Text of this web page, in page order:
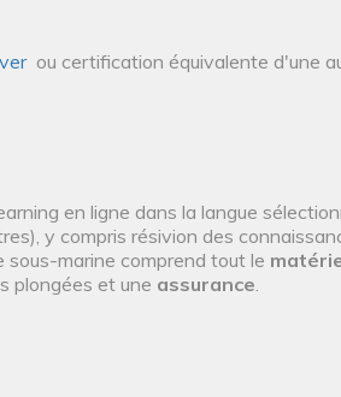
ou certification équivalente d'une
en ligne dans la langue
y compris résivion des
marine comprend tout le
plongées et une assurance.